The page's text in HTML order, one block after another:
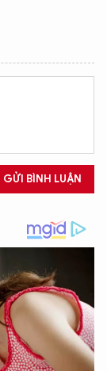
GỬI BÌNH LUẬN